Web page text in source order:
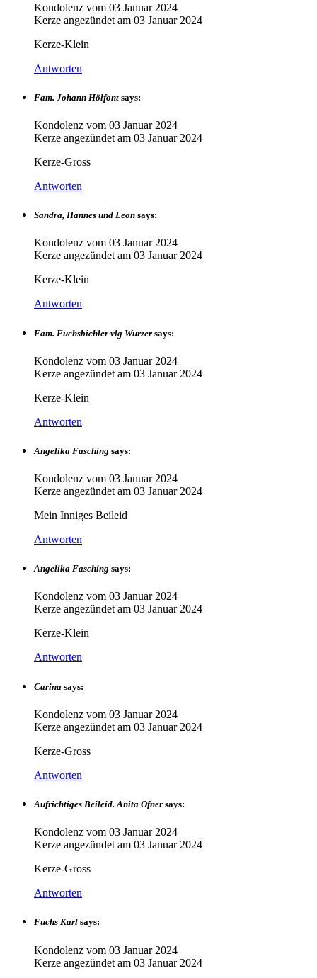
Kondolenz vom 03 Januar 2024
Kerze angezündet am 03 Januar 2024
Kerze-Klein
Antworten
Fam. Johann Hölfont says:
Kondolenz vom 03 Januar 2024
Kerze angezündet am 03 Januar 2024
Kerze-Gross
Antworten
Sandra, Hannes und Leon says:
Kondolenz vom 03 Januar 2024
Kerze angezündet am 03 Januar 2024
Kerze-Klein
Antworten
Fam. Fuchsbichler vlg Wurzer says:
Kondolenz vom 03 Januar 2024
Kerze angezündet am 03 Januar 2024
Kerze-Klein
Antworten
Angelika Fasching says:
Kondolenz vom 03 Januar 2024
Kerze angezündet am 03 Januar 2024
Mein Inniges Beileid
Antworten
Angelika Fasching says:
Kondolenz vom 03 Januar 2024
Kerze angezündet am 03 Januar 2024
Kerze-Klein
Antworten
Carina says:
Kondolenz vom 03 Januar 2024
Kerze angezündet am 03 Januar 2024
Kerze-Gross
Antworten
Aufrichtiges Beileid. Anita Ofner says:
Kondolenz vom 03 Januar 2024
Kerze angezündet am 03 Januar 2024
Kerze-Gross
Antworten
Fuchs Karl says:
Kondolenz vom 03 Januar 2024
Kerze angezündet am 03 Januar 2024